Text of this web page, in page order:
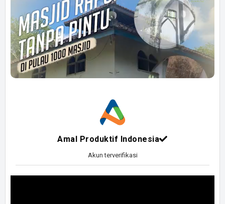
Amal Produktif Indonesia
Akun terverifikasi